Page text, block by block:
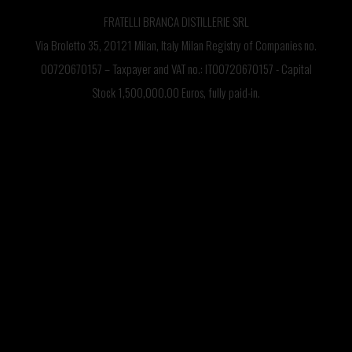
FRATELLI BRANCA DISTILLERIE SRL
Via Broletto 35, 20121 Milan, Italy Milan Registry of Companies no.
00720670157 – Taxpayer and VAT no.: IT00720670157 - Capital
Stock 1,500,000.00 Euros, fully paid-in.